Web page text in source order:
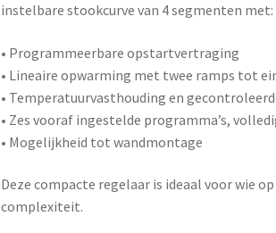
instelbare stookcurve van 4 segmenten met:
• Programmeerbare opstartvertraging
• Lineaire opwarming met twee ramps tot
• Temperatuurvasthouding en
• Zes vooraf ingestelde programma’s,
• Mogelijkheid tot wandmontage
Deze compacte regelaar is ideaal voor wie
complexiteit.